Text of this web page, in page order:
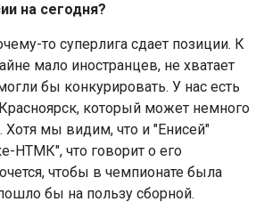
на сегодня?
то суперлига сдает позиции. К
мало иностранцев, не хватает
бы конкурировать. У нас есть
который может немного
Хотя мы видим, что и "Енисей"
НТМК", что говорит о его
чтобы в чемпионате была
бы на пользу сборной.